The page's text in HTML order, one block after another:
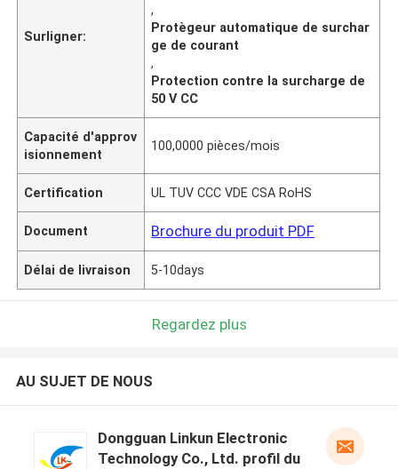
Surligner:
,
Protègeur automatique de surchar
ge de courant
,
Protection contre la surcharge de
50 V CC
Capacité d'approv
isionnement
100,0000 pièces/mois
Certification UL TUV CCC VDE CSA RoHS
Document Brochure du produit PDF
Délai de livraison 5-10days
Regardez plus
AU SUJET DE NOUS
Dongguan Linkun Electronic
Technology Co., Ltd. profil du